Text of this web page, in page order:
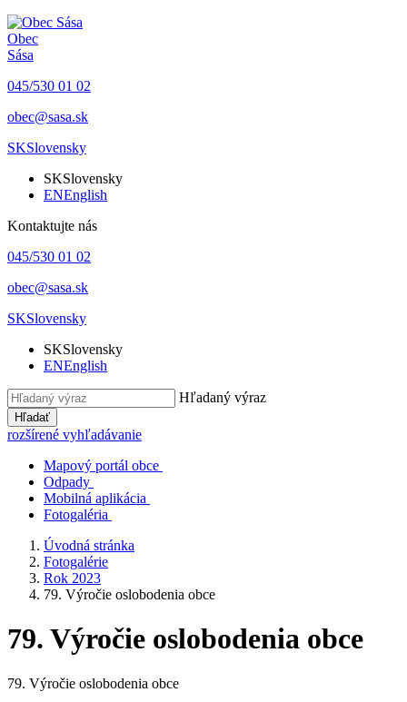
Obec
Sása
045/530 01 02
obec@sasa.sk
SKSlovensky
SKSlovensky
ENEnglish
Kontaktujte nás
045/530 01 02
obec@sasa.sk
SKSlovensky
SKSlovensky
ENEnglish
Hľadaný výraz
Hľadať
rozšírené vyhľadávanie
Mapový portál obce
Odpady
Mobilná aplikácia
Fotogaléria
Úvodná stránka
Fotogalérie
Rok 2023
79. Výročie oslobodenia obce
79. Výročie oslobodenia obce
79. Výročie oslobodenia obce